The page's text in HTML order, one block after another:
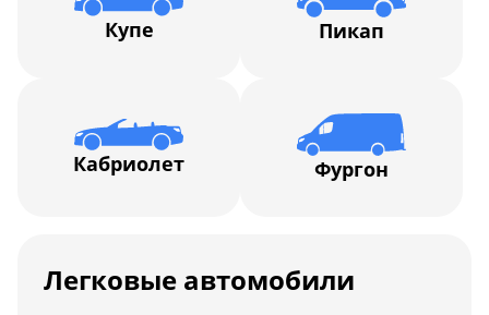
Купе Пикап
Кабриолет Фургон
Легковые автомобили